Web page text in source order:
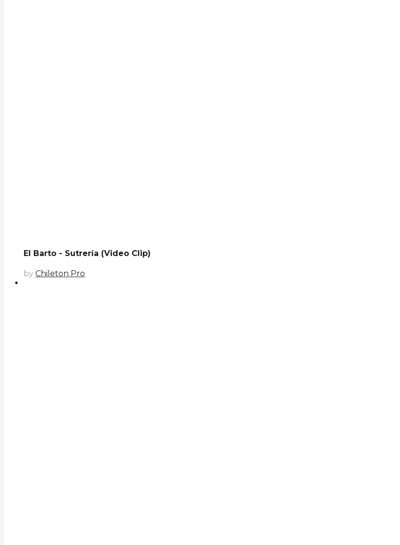
El Barto - Sutrería (Video Clip)
by Chileton Pro